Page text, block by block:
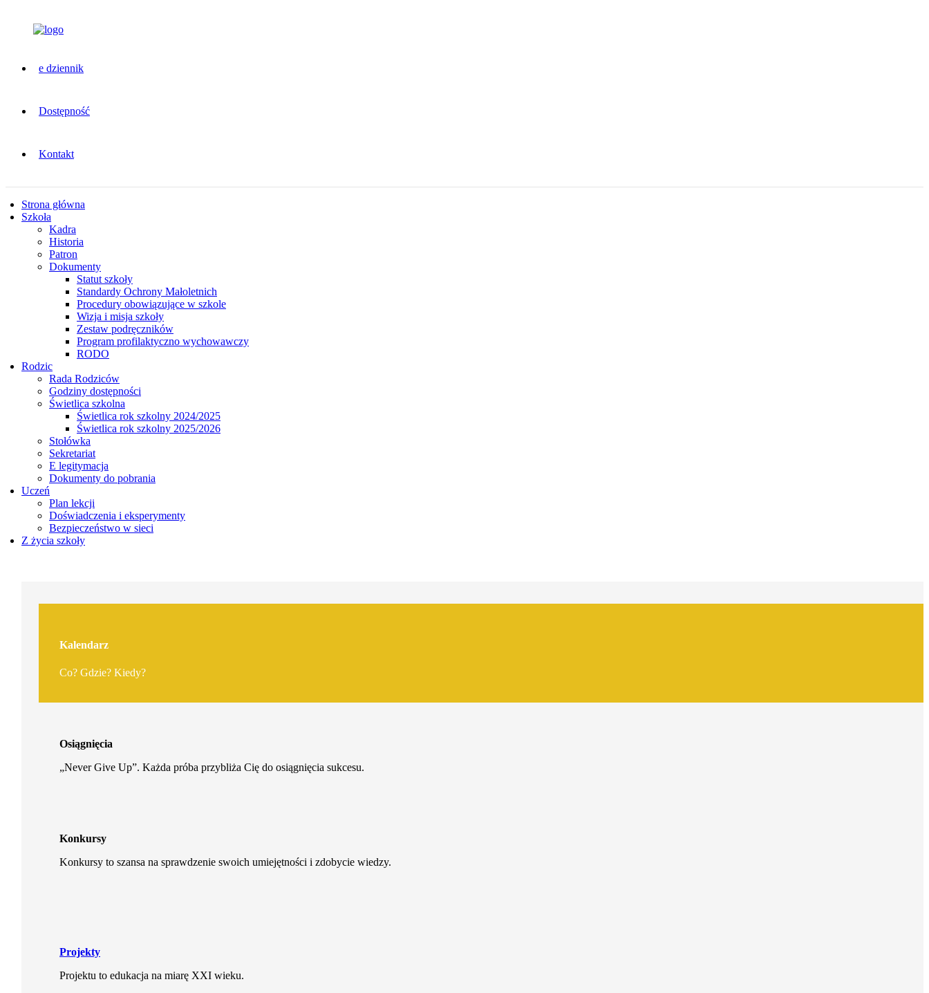
e dziennik
Dostępność
Kontakt
Strona główna
Szkoła
Kadra
Historia
Patron
Dokumenty
Statut szkoły
Standardy Ochrony Małoletnich
Procedury obowiązujące w szkole
Wizja i misja szkoły
Zestaw podręczników
Program profilaktyczno wychowawczy
RODO
Rodzic
Rada Rodziców
Godziny dostępności
Świetlica szkolna
Świetlica rok szkolny 2024/2025
Świetlica rok szkolny 2025/2026
Stołówka
Sekretariat
E legitymacja
Dokumenty do pobrania
Uczeń
Plan lekcji
Doświadczenia i eksperymenty
Bezpieczeństwo w sieci
Z życia szkoły
Kalendarz
Co? Gdzie? Kiedy?
Osiągnięcia
„Never Give Up”. Każda próba przybliża Cię do osiągnięcia sukcesu.
Konkursy
Konkursy to szansa na sprawdzenie swoich umiejętności i zdobycie wiedzy.
Projekty
Projektu to edukacja na miarę XXI wieku.